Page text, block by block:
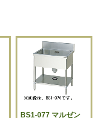
BS1-077 マルゼン